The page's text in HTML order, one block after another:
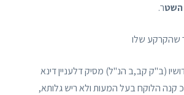
השטר.
שהקרקע שלו
(ב"ק קב,ב הנ"ל) מסיק דלעניין דינא
קנה הלוקח בעל המעות ולא ריש גלותא,